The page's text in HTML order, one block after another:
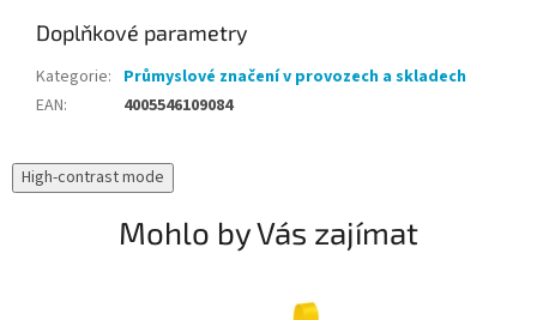
Doplňkové parametry
Kategorie: Průmyslové značení v provozech a skladech
EAN: 4005546109084
High-contrast mode
Mohlo by Vás zajímat